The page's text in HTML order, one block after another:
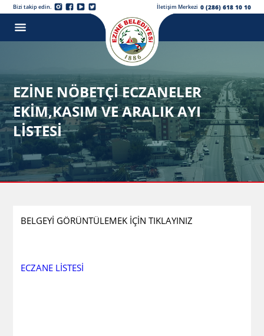
Bizi takip edin. İletişim Merkezi 0 (286) 618 10 10
EZİNE NÖBETÇİ ECZANELER
EKİM,KASIM VE ARALIK AYI
LİSTESİ
BELGEYİ GÖRÜNTÜLEMEK İÇİN TIKLAYINIZ
ECZANE LİSTESİ